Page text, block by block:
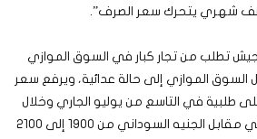
شهري يتحرك سعر الصرف”.
تطلب من تجار كبار في السوق الموازي
السوق الموازي إلى حالة عدائية، ويرفع سعر
طلبية في التاسع من يوليو الجاري وخلال
ساعات قفز الدولار الأمريكي مقابل الجنيه السوداني من 1900 إلى 2100